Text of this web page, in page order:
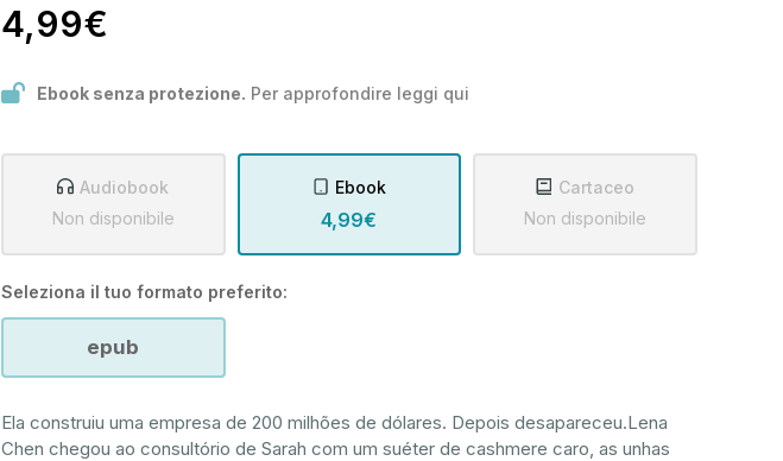
4,99€
Ebook senza protezione. Per approfondire leggi qui
Audiobook
Non disponibile
Ebook
4,99€
Cartaceo
Non disponibile
Seleziona il tuo formato preferito:
epub
Ela construiu uma empresa de 200 milhões de dólares. Depois desapareceu.Lena
Chen chegou ao consultório de Sarah com um suéter de cashmere caro, as unhas